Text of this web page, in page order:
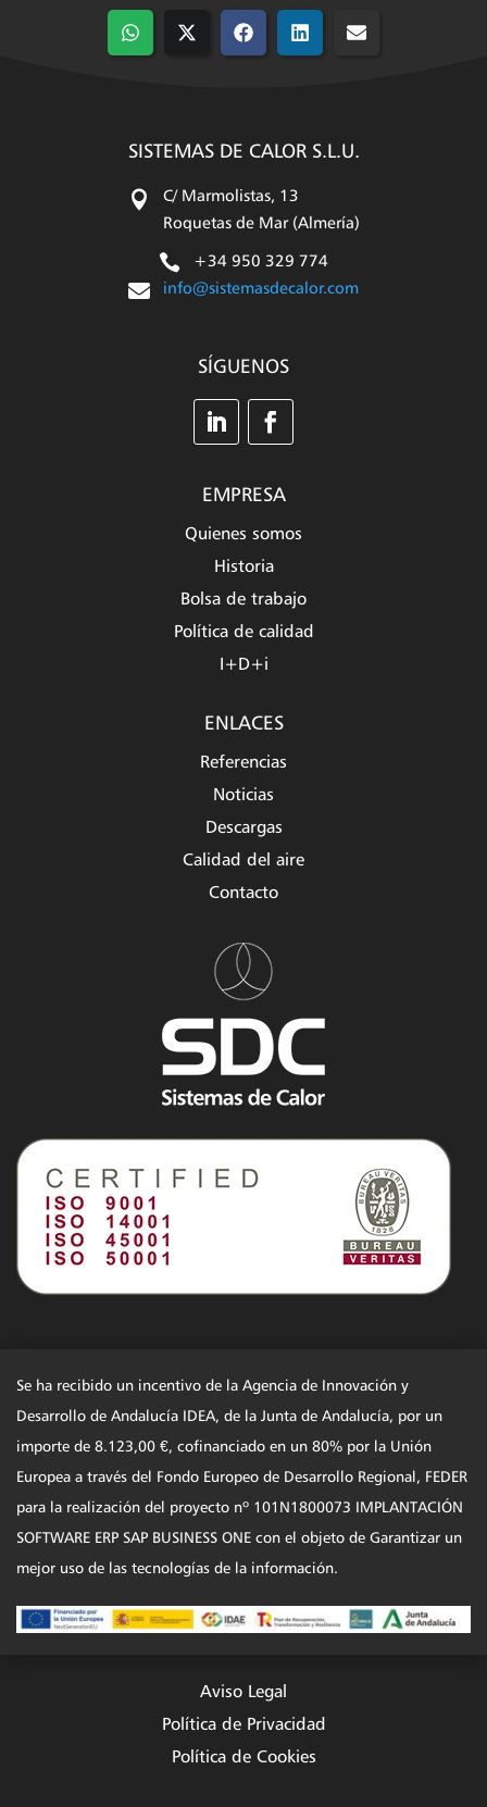
Compartir
en
CompartirCompartir
en
Compartir
en
Compartir
SISTEMAS DE CALOR S.L.U.

C/ Marmolistas, 13
Roquetas de Mar (Almería)
 +34 950 329 774
 info@sistemasdecalor.com
SÍGUENOS
EMPRESA
Quienes somos
Historia
Bolsa de trabajo
Política de calidad
I+D+i
ENLACES
Referencias
Noticias
Descargas
Calidad del aire
Contacto
Se ha recibido un incentivo de la Agencia de Innovación y
Desarrollo de Andalucía IDEA, de la Junta de Andalucía, por un
importe de 8.123,00 €, cofinanciado en un 80% por la Unión
Europea a través del Fondo Europeo de Desarrollo Regional, FEDER
para la realización del proyecto nº 101N1800073 IMPLANTACIÓN
SOFTWARE ERP SAP BUSINESS ONE con el objeto de Garantizar un
mejor uso de las tecnologías de la información.
Aviso Legal
Política de Privacidad
Política de Cookies